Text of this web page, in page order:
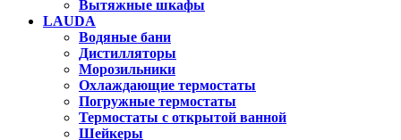
Вытяжные шкафы
LAUDA
Водяные бани
Дистилляторы
Морозильники
Охлаждающие термостаты
Погружные термостаты
Термостаты с открытой ванной
Шейкеры